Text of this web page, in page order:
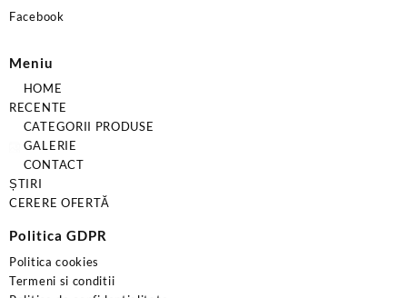
Facebook
Meniu
HOME
RECENTE
CATEGORII PRODUSE
GALERIE
CONTACT
ȘTIRI
CERERE OFERTĂ
Politica GDPR
Politica cookies
Termeni si conditii